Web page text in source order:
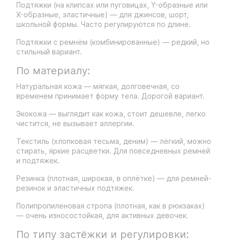
Подтяжки (на клипсах или пуговицах, Y-образные или
X-образные, эластичные) — для джинсов, шорт,
школьной формы. Часто регулируются по длине.
Подтяжки с ремнём (комбинированные) — редкий, но
стильный вариант.
По материалу:
Натуральная кожа — мягкая, долговечная, со
временем принимает форму тела. Дорогой вариант.
Экокожа — выглядит как кожа, стоит дешевле, легко
чистится, не вызывает аллергии.
Текстиль (хлопковая тесьма, деним) — лёгкий, можно
стирать, яркие расцветки. Для повседневных ремней
и подтяжек.
Резинка (плотная, широкая, в оплётке) — для ремней-
резинок и эластичных подтяжек.
Полипропиленовая стропа (плотная, как в рюкзаках)
— очень износостойкая, для активных девочек.
По типу застёжки и регулировки: